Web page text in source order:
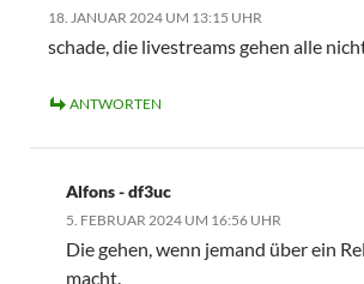
18. JANUAR 2024 UM 13:15 UHR
schade, die livestreams gehen alle
ANTWORTEN
Alfons - df3uc
5. FEBRUAR 2024 UM 16:56 UHR
Die gehen, wenn jemand über ein
macht.